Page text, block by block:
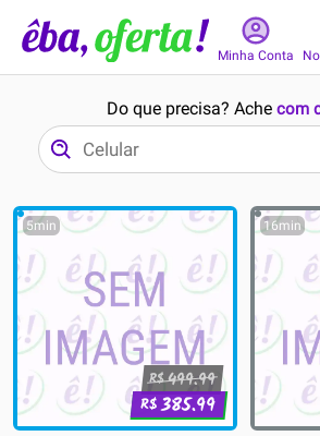
Minha Conta
Do que precisa? Ache com
5min
R$499.99
R$385.99
16min